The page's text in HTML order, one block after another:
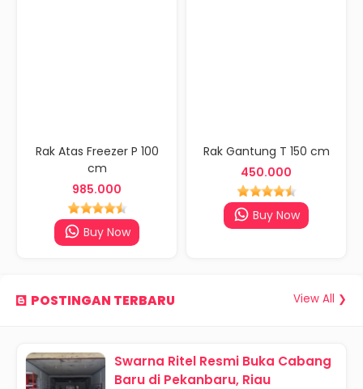
Rak Atas Freezer P 100
cm
985.000
Buy Now
Rak Gantung T 150 cm
450.000
Buy Now
POSTINGAN TERBARU
Swarna Ritel Resmi Buka Cabang
Baru di Pekanbaru, Riau
View All ❯